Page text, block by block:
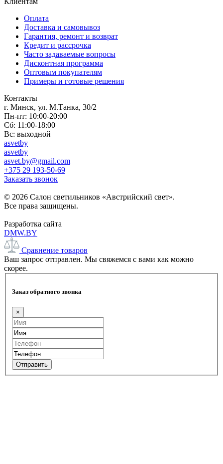
Оплата
Доставка и самовывоз
Гарантия, ремонт и возврат
Кредит и рассрочка
Часто задаваемые вопросы
Дисконтная программа
Оптовым покупателям
Примеры и готовые решения
Контакты
г. Минск, ул. М.Танка, 30/2
Пн-пт: 10:00-20:00
Сб: 11:00-18:00
Вс: выходной
asvetby
asvetby
asvet.by@gmail.com
+375 29 193-50-69
Заказать звонок
© 2026 Салон светильников «Австрийский свет».
Все права защищены.
Разработка сайта
DMW.BY
Сравнение товаров
Ваш запрос отправлен. Мы свяжемся с вами как можно
скорее.
Заказ обратного звонка
×
Отправить